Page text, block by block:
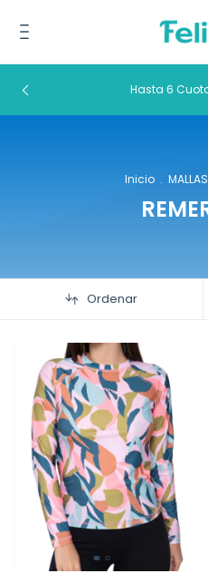
Hasta 6
Inicio . MALLAS
Ordenar